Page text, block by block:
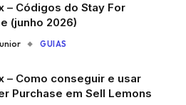
– Códigos do Stay For
(junho 2026)
GUIAS
– Como conseguir e usar
Purchase em Sell Lemons